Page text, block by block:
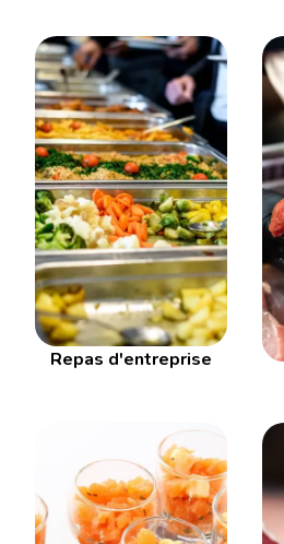
Repas d'entreprise